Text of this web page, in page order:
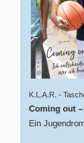
K.L.A.R. -
Coming out
Ein